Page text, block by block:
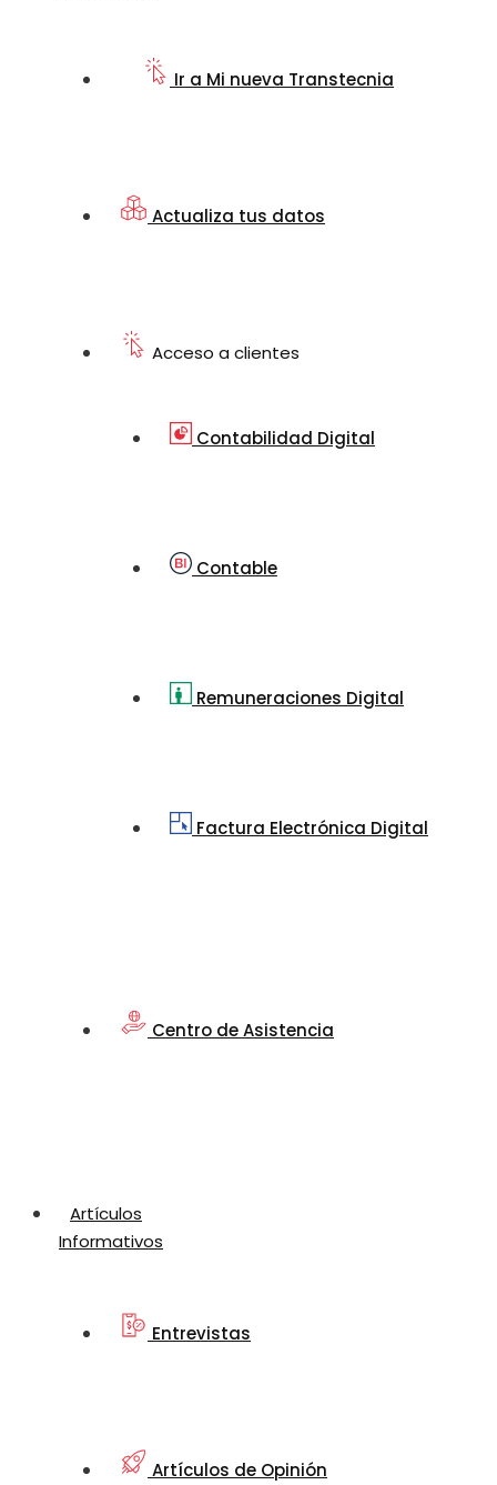
Ir a Mi nueva Transtecnia
Actualiza tus datos
Acceso a clientes
Contabilidad Digital
Contable
Remuneraciones Digital
Factura Electrónica Digital
Centro de Asistencia
Artículos
Informativos
Entrevistas
Artículos de Opinión